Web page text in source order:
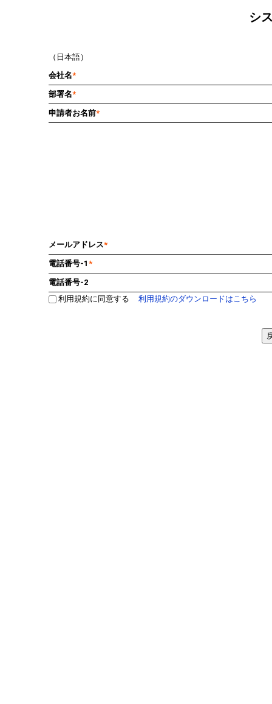
シ
（日本語）
会社名*
部署名*
申請者お名前*
メールアドレス*
電話番号-1 *
電話番号-2
利用規約に同意する
利用規約のダウンロードはこちら